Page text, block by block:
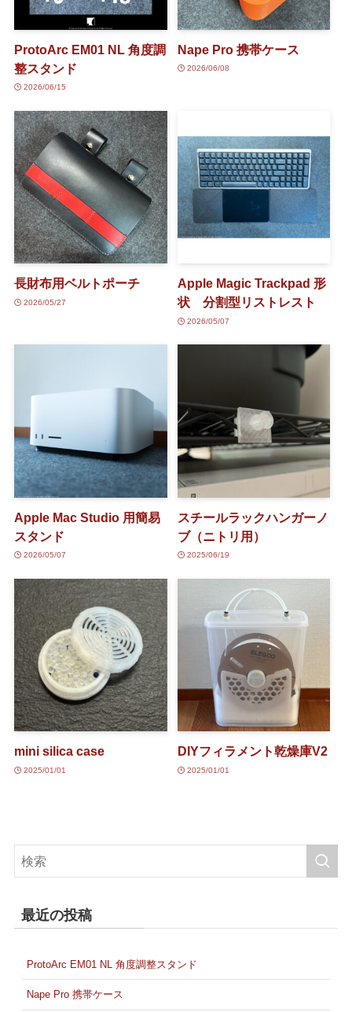
ProtoArc EM01 NL 角度調
整スタンド
2026/06/15
Nape Pro 携帯ケース
2026/06/08
長財布用ベルトポーチ
2026/05/27
Apple Magic Trackpad 形
状 分割型リストレスト
2026/05/07
Apple Mac Studio 用簡易
スタンド
2026/05/07
スチールラックハンガーノ
ブ（ニトリ用）
2025/06/19
mini silica case
2025/01/01
DIYフィラメント乾燥庫V2
2025/01/01
最近の投稿
ProtoArc EM01 NL 角度調整スタンド
Nape Pro 携帯ケース